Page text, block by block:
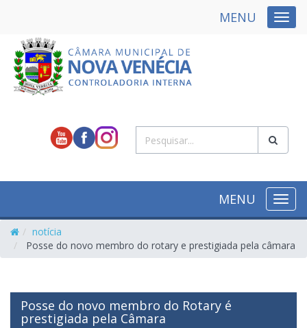
MENU
MENU
notícia
Posse do novo membro do rotary e prestigiada pela câmara
Posse do novo membro do Rotary é
prestigiada pela Câmara